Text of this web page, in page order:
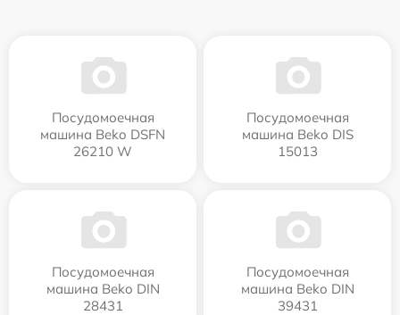
Посудомоечная
машина Beko DSFN
26210 W
Посудомоечная
машина Beko DIS
15013
Посудомоечная
машина Beko DIN
28431
Посудомоечная
машина Beko DIN
39431